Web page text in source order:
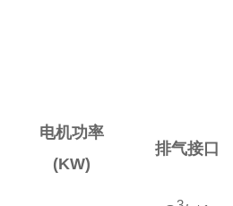
电机功率
(KW)
排气接口